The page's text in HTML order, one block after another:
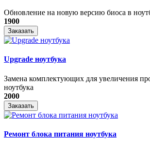
Обновление на новую версию биоса в
1900
Заказать
Upgrade ноутбука
Замена комплектующих для увеличения
ноутбука
2000
Заказать
Ремонт блока питания ноутбука